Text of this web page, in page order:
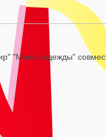
"Маяк надежды"